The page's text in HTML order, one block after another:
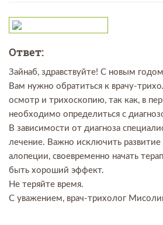
Ответ:
Зайнаб, здравствуйте! С новым
Вам нужно обратиться к врачу-
осмотр и трихоскопию, так как, в
необходимо определиться с
В зависимости от диагноза
лечение. Важно исключить развитие
алопеции, своевременно начать
быть хороший эффект.
Не теряйте время.
С уважением, врач-трихолог